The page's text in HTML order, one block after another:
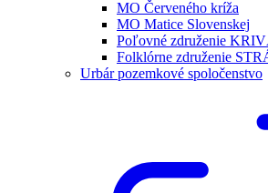
MO Červeného kríža
MO Matice Slovenskej
Poľovné združenie
Folklórne združenie
Urbár pozemkové spoločenstvo